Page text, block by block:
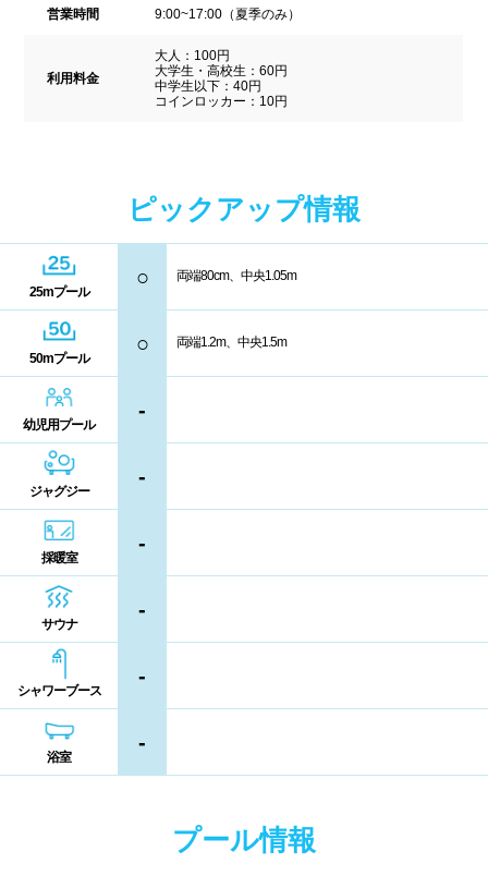
営業時間 9:00~17:00（夏季のみ）
利用料金
大人：100円
大学生・高校生：60円
中学生以下：40円
コインロッカー：10円
ピックアップ情報
25mプール
○ 両端80cm、中央1.05m
50mプール
○ 両端1.2m、中央1.5m
幼児用プール
-
ジャグジー
-
採暖室
-
サウナ
-
シャワーブース
-
浴室
-
プール情報
滋賀県 京都府
兵庫県 奈良県
島根県 岡山県
徳島県 香川県 愛媛県
高知県
九州、沖縄
福岡県
熊本県
鹿児島県
ベンチ 飲食店併設
駐輪場
バリアフリー ウォシュレット
喫煙スペース
更衣室/ロッカータイプ
ドライヤー
給水機 体重計
血圧計
貴重品ロッカー
コイン返却式ロッカー
シャンプー類 メイク落とし
営業時間
通年営業 夏季限定
24時間営業